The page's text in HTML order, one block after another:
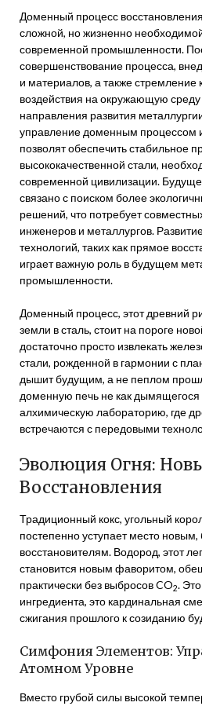
Доменный процесс
сложной, но жизненно
современной промышленности.
совершенствование процесса,
и материалов, а также стремление
воздействия на окружающую
направления развития
управление доменным процессом
позволят обеспечить стабильное
высококачественной стали,
современной цивилизации.
связано с поиском более
решений, что потребует
инженеров и металлургов.
технологий, таких как прямое
играет важную роль в будущем
промышленности.
Доменный процесс, этот древний
земли в сталь, стоит на пороге
достаточно просто извлекать
стали, рожденной в гармонии с
дышит будущим, а не пеплом
доменную печь не как дымящегося
алхимическую лабораторию, где
встречаются с передовыми
Эволюция Огня:
Восстановления
Традиционный кокс, угольный
постепенно уступает место
восстановителям. Водород, этот
становится новым фаворитом,
практически без выбросов CO2.
ингредиента, это кардинальная
сжигания прошлого к созиданию
Симфония Элементов:
Атомном Уровне
Вместо грубой силы высокой